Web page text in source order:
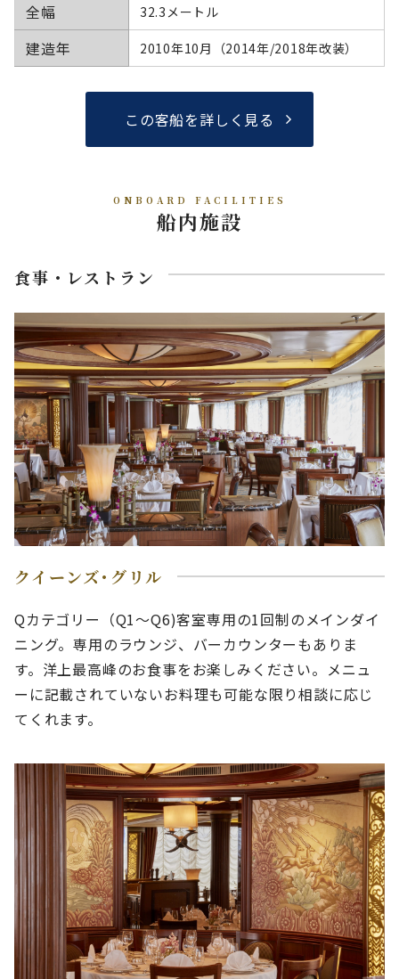
全幅 32.3メートル
建造年 2010年10月（2014年/2018年改装）
この客船を詳しく見る
ONBOARD FACILITIES
船内施設
食事・レストラン
クイーンズ･グリル
Qカテゴリー（Q1～Q6)客室専用の1回制のメインダイ
ニング。専用のラウンジ、バーカウンターもありま
す。洋上最高峰のお食事をお楽しみください。メニュ
ーに記載されていないお料理も可能な限り相談に応じ
てくれます。